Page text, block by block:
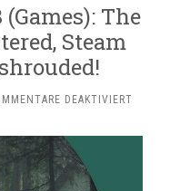
The
Steam
DEAKTIVIERT
#178